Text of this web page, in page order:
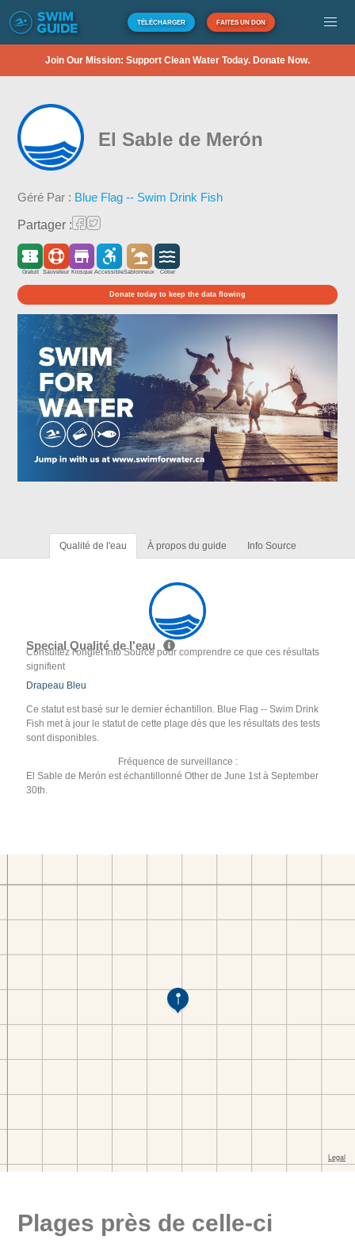
TÉLÉCHARGER FAITES UN DON
Join Our Mission: Support Clean Water Today. Donate Now.
El Sable de Merón
Géré Par : Blue Flag -- Swim Drink Fish
Partager :
Gratuit Sauveteur Kiosque AccessibleSablonneux Côtier
Donate today to keep the data flowing
Qualité de l'eau À propos du guide Info Source
Special Qualité de l'eau
Consultez l'onglet Info Source pour comprendre ce que ces résultats
signifient
Drapeau Bleu
Ce statut est basé sur le dernier échantillon. Blue Flag -- Swim Drink
Fish met à jour le statut de cette plage dès que les résultats des tests
sont disponibles.
Fréquence de surveillance :
El Sable de Merón est échantillonné Other de June 1st à September
30th.
Plages près de celle-ci